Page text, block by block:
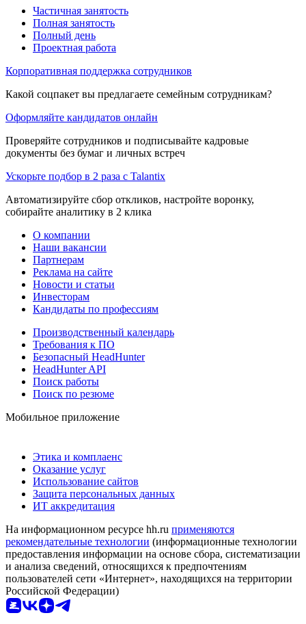
Частичная занятость
Полная занятость
Полный день
Проектная работа
Корпоративная поддержка сотрудников
Какой соцпакет вы предлагаете семейным сотрудникам?
Оформляйте кандидатов онлайн
Проверяйте сотрудников и подписывайте кадровые
документы без бумаг и личных встреч
Ускорьте подбор в 2 раза с Talantix
Автоматизируйте сбор откликов, настройте воронку,
собирайте аналитику в 2 клика
О компании
Наши вакансии
Партнерам
Реклама на сайте
Новости и статьи
Инвесторам
Кандидаты по профессиям
Производственный календарь
Требования к ПО
Безопасный HeadHunter
HeadHunter API
Поиск работы
Поиск по резюме
Мобильное приложение
Этика и комплаенс
Оказание услуг
Использование сайтов
Защита персональных данных
ИТ аккредитация
На информационном ресурсе hh.ru применяются
рекомендательные технологии (информационные технологии
предоставления информации на основе сбора, систематизации
и анализа сведений, относящихся к предпочтениям
пользователей сети «Интернет», находящихся на территории
Российской Федерации)